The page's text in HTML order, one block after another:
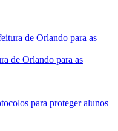
de Orlando para as
para proteger alunos